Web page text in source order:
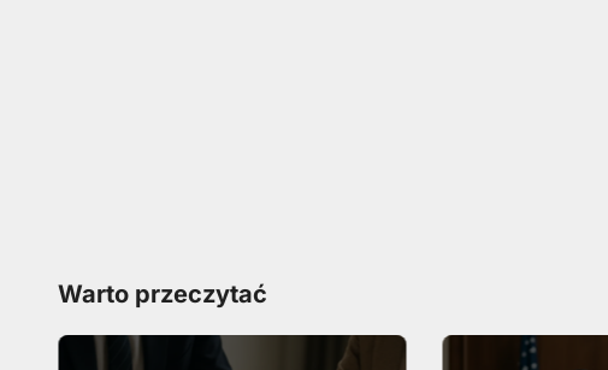
Warto przeczytać